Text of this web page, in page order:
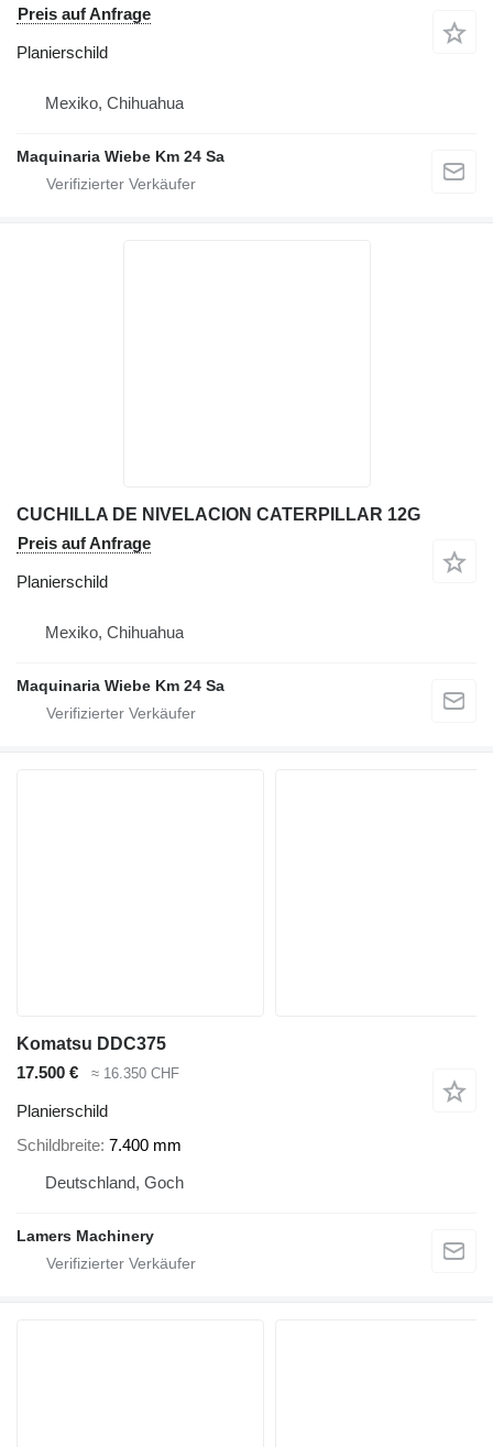
Preis auf Anfrage
Planierschild
Mexiko, Chihuahua
Maquinaria Wiebe Km 24 Sa
CUCHILLA DE NIVELACION CATERPILLAR 12G
Preis auf Anfrage
Planierschild
Mexiko, Chihuahua
Maquinaria Wiebe Km 24 Sa
Komatsu DDC375
17.500 €
≈ 16.350 CHF
Planierschild
Schildbreite 7.400 mm
Deutschland, Goch
Lamers Machinery